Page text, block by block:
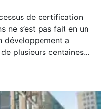
de certification
ne s’est pas fait en un
développement a
plusieurs centaines...